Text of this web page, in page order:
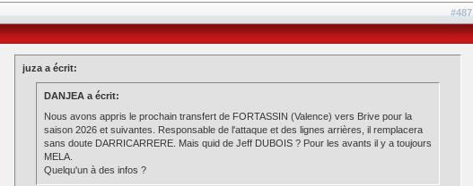
#487
juza a écrit:
DANJEA a écrit:
Nous avons appris le prochain transfert de FORTASSIN (Valence) vers Brive pour la
saison 2026 et suivantes. Responsable de l'attaque et des lignes arrières, il remplacera
sans doute DARRICARRERE. Mais quid de Jeff DUBOIS ? Pour les avants il y a toujours
MELA.
Quelqu'un à des infos ?